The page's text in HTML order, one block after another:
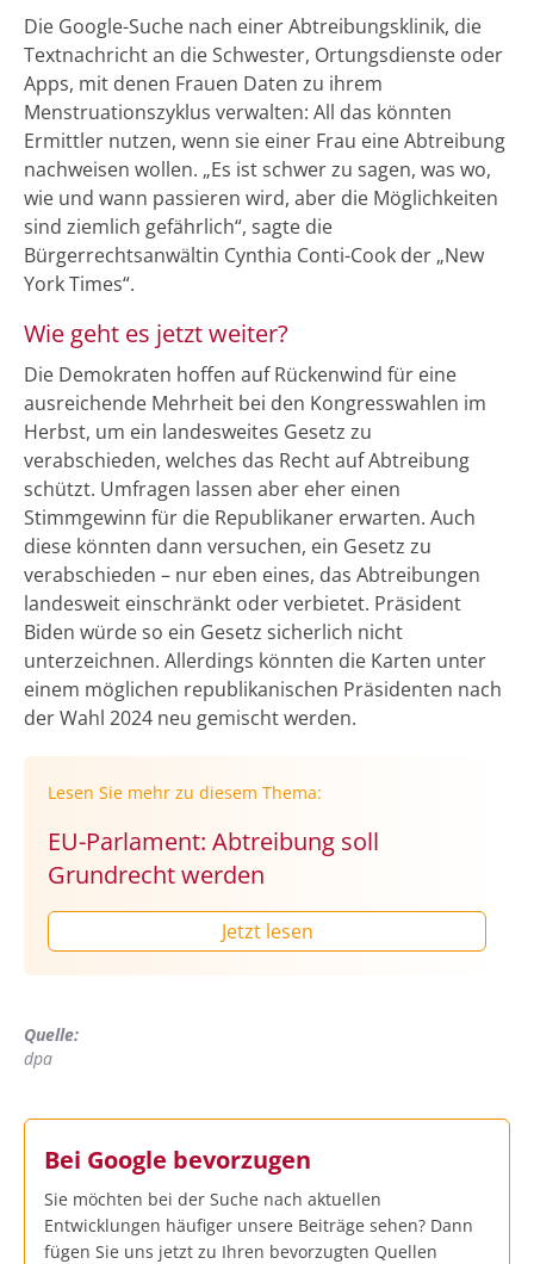
Die Google-Suche nach einer Abtreibungsklinik, die
Textnachricht an die Schwester, Ortungsdienste oder
Apps, mit denen Frauen Daten zu ihrem
Menstruationszyklus verwalten: All das könnten
Ermittler nutzen, wenn sie einer Frau eine Abtreibung
nachweisen wollen. „Es ist schwer zu sagen, was wo,
wie und wann passieren wird, aber die Möglichkeiten
sind ziemlich gefährlich“, sagte die
Bürgerrechtsanwältin Cynthia Conti-Cook der „New
York Times“.
Wie geht es jetzt weiter?
Die Demokraten hoffen auf Rückenwind für eine
ausreichende Mehrheit bei den Kongresswahlen im
Herbst, um ein landesweites Gesetz zu
verabschieden, welches das Recht auf Abtreibung
schützt. Umfragen lassen aber eher einen
Stimmgewinn für die Republikaner erwarten. Auch
diese könnten dann versuchen, ein Gesetz zu
verabschieden – nur eben eines, das Abtreibungen
landesweit einschränkt oder verbietet. Präsident
Biden würde so ein Gesetz sicherlich nicht
unterzeichnen. Allerdings könnten die Karten unter
einem möglichen republikanischen Präsidenten nach
der Wahl 2024 neu gemischt werden.
Lesen Sie mehr zu diesem Thema:
EU-Parlament: Abtreibung soll
Grundrecht werden
Jetzt lesen
Quelle:
dpa
Bei Google bevorzugen
Sie möchten bei der Suche nach aktuellen
Entwicklungen häufiger unsere Beiträge sehen? Dann
fügen Sie uns jetzt zu Ihren bevorzugten Quellen